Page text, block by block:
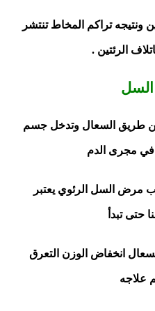
ونتيجه تراكم المخاط تنتشر
الرئتين .
عن طريق السعال وتدخل جسم
في مجرى الدم
مرض السل الرئوي يعتبر
حتى تبدأ
انخفاض الوزن التعرق
علاجه